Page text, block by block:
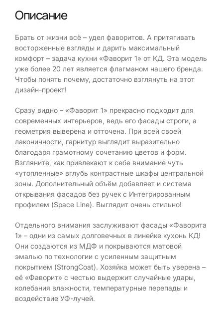
Описание
Брать от жизни всё – удел фаворитов. А притягивать
восторженные взгляды и дарить максимальный
комфорт – задача кухни «Фаворит 1» от КД. Эта модель
уже более 20 лет является флагманом нашего бренда.
Чтобы понять почему, достаточно взглянуть на этот
дизайн-проект!
Сразу видно – «Фаворит 1» прекрасно подходит для
современных интерьеров, ведь его фасады строги, а
геометрия выверена и отточена. При всей своей
лаконичности, гарнитур выглядит выразительно
благодаря грамотному сочетанию цветов и форм.
Взгляните, как привлекают к себе внимание чуть
«утопленные» вглубь контрастные шкафы центральной
зоны. Дополнительный объём добавляет и система
открывания фасадов без ручек с Интегрированным
профилем (Space Line). Выглядит очень стильно!
Отдельного внимания заслуживают фасады «Фаворита
1» – одни из самых долговечных в линейке кухонь КД!
Они создаются из МДФ и покрываются матовой
эмалью по технологии с усиленным защитным
покрытием (StrongCoat). Хозяйка может быть уверена –
её «Фаворит» с честью выдержит случайные удары,
колебания влажности, температурные перепады и
воздействие УФ-лучей.